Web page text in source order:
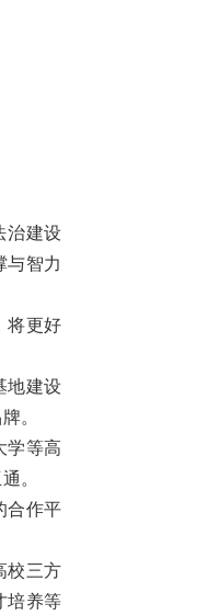
治建设
智力
将更好
地建设
。
学等高
。
合作平
校三方
培养等